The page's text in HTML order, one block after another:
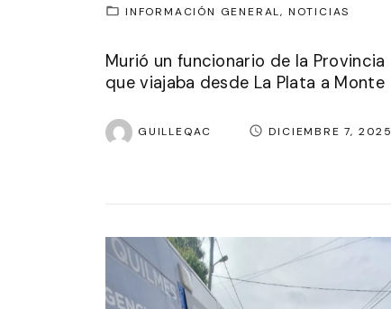
INFORMACIÓN GENERAL NOTICIAS
Murió un funcionario de la Provincia
que viajaba desde La Plata a Monte
GUILLEQAC DICIEMBRE 7, 2025